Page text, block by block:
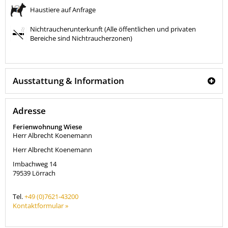
Haustiere auf Anfrage
Nichtraucherunterkunft (Alle öffentlichen und privaten
Bereiche sind Nichtraucherzonen)
Ausstattung & Information
Adresse
Ferienwohnung Wiese
Herr Albrecht Koenemann
Herr Albrecht Koenemann
Imbachweg 14
79539 Lörrach
Tel.+49 (0)7621-43200
Kontaktformular »